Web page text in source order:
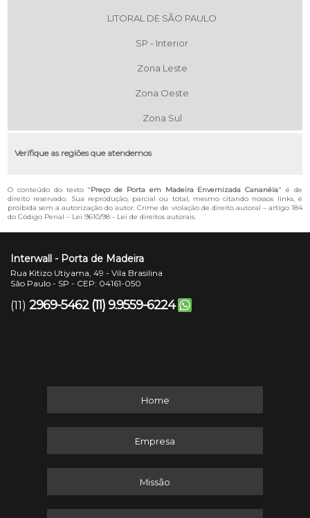
LITORAL DE SÃO PAULO
SP - Interior
Zona Leste
Zona Oeste
Zona Sul
Verifique as regiões que atendemos
O conteúdo do texto "Preço de Porta em Madeira Envernizada Cananéia" é de
direito reservado. Sua reprodução, parcial ou total, mesmo citando nossos links, é
proibida sem a autorização do autor. Crime de violação de direito autoral – artigo 184
do Código Penal – Lei 9610/98 - Lei de direitos autorais.
Interwall - Porta de Madeira
Rua Kitizo Utiyama, 49 - Vila Brasilina
São Paulo - SP - CEP: 04161-050
(11) 2969-5462 (11) 9.9559-6224
Home
Empresa
Missão